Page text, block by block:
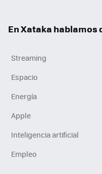
En Xataka hablamos
Streaming
Espacio
Energía
Apple
Inteligencia artificial
Empleo